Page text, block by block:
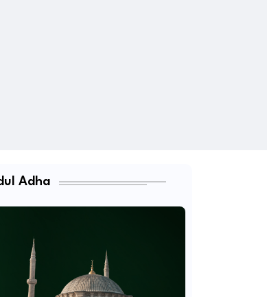
Adha